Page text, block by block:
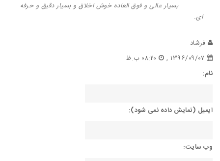
بسیار عالی و فوق العاده خوش اخلاق و بسیار دقیق و حرفه
ای.
فرشاد
نام:
ایمیل (نمایش داده نمی شود):
وب سایت: